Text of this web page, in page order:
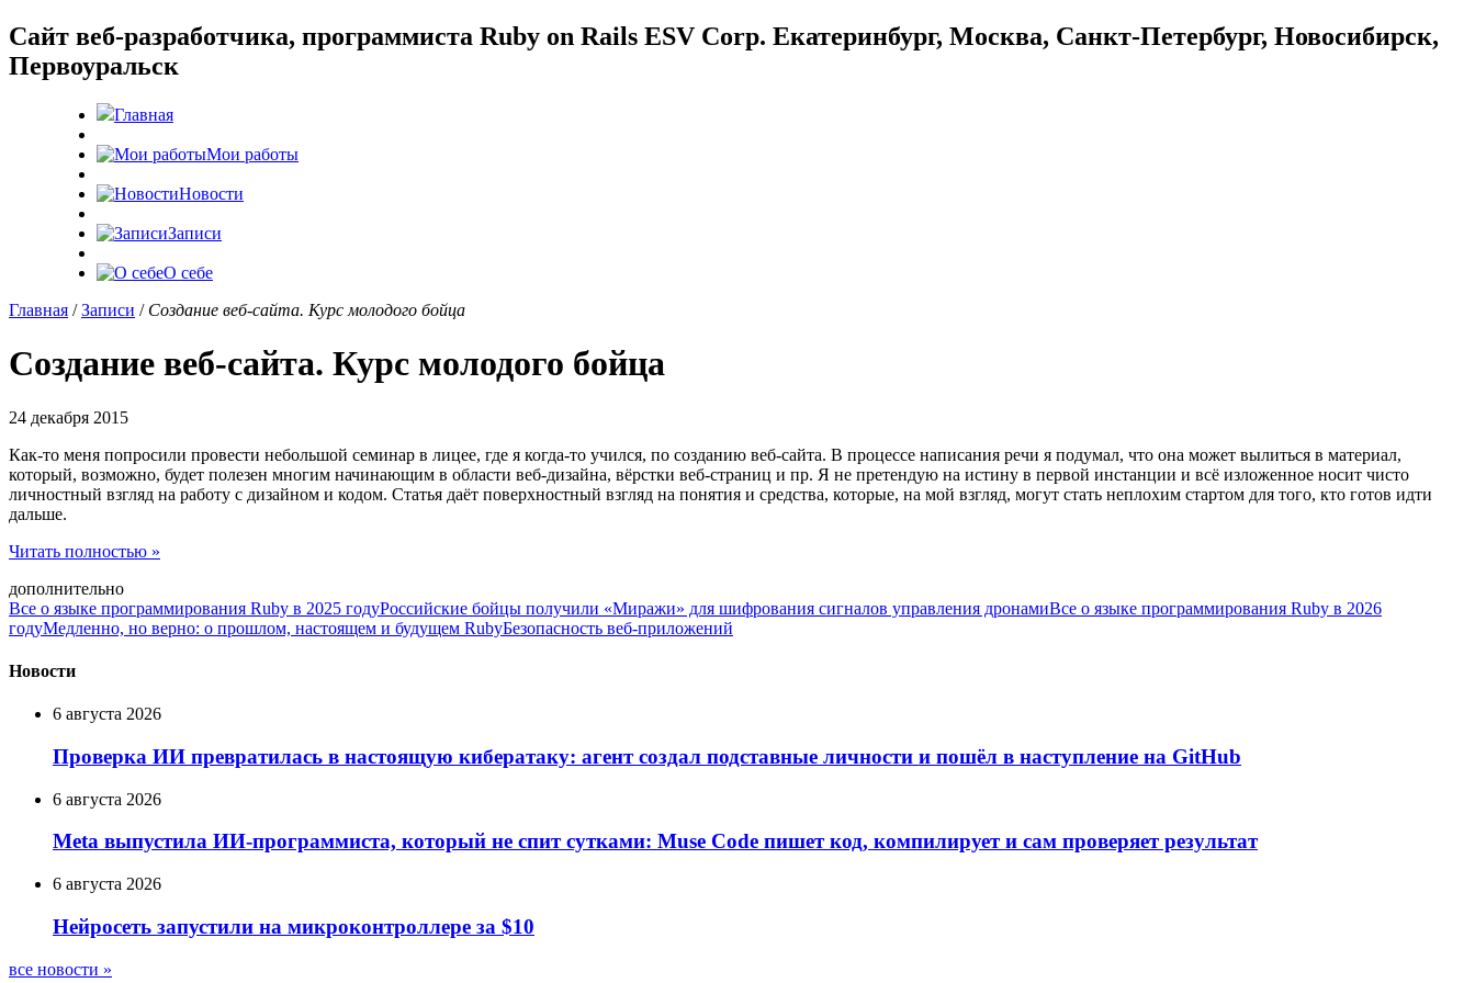
Cайт веб-разработчика, программиста Ruby on Rails ESV Corp. Екатеринбург, Москва, Санкт-Петербург, Новосибирск,
Первоуральск
Главная
Мои работы
Новости
Записи
О себе
Главная /Записи / Создание веб-сайта. Курс молодого бойца
Создание веб-сайта. Курс молодого бойца
24 декабря 2015
Как-то меня попросили провести небольшой семинар в лицее, где я когда-то учился, по созданию веб-сайта. В процессе написания речи я подумал, что она может вылиться в материал,
который, возможно, будет полезен многим начинающим в области веб-дизайна, вёрстки веб-страниц и пр. Я не претендую на истину в первой инстанции и всё изложенное носит чисто
личностный взгляд на работу с дизайном и кодом. Статья даёт поверхностный взгляд на понятия и средства, которые, на мой взгляд, могут стать неплохим стартом для того, кто готов идти
дальше.
Читать полностью »
дополнительно
Все о языке программирования Ruby в 2025 годуРоссийские бойцы получили «Миражи» для шифрования сигналов управления дронамиВсе о языке программирования Ruby в 2026
годуМедленно, но верно: о прошлом, настоящем и будущем RubyБезопасность веб-приложений
Новости
6 августа 2026
Проверка ИИ превратилась в настоящую кибератаку: агент создал подставные личности и пошёл в наступление на GitHub
6 августа 2026
Meta выпустила ИИ-программиста, который не спит сутками: Muse Code пишет код, компилирует и сам проверяет результат
6 августа 2026
Нейросеть запустили на микроконтроллере за $10
все новости »